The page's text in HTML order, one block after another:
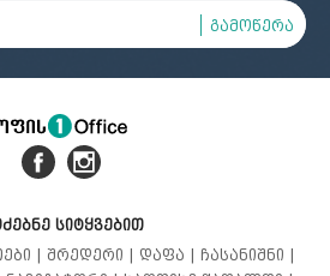
გამოწერა
სიტყვებით
| შრედერი | დაფა | ჩასანიშნი |